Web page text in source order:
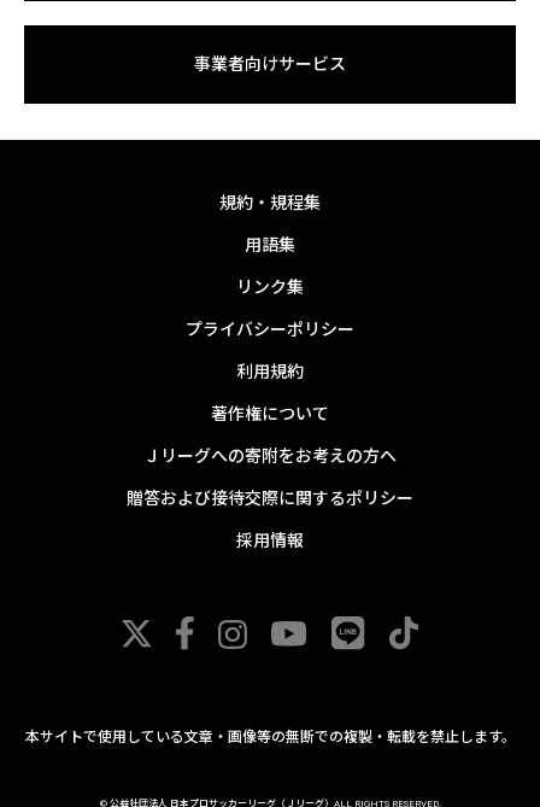
事業者向けサービス
規約・規程集
用語集
リンク集
プライバシーポリシー
利用規約
著作権について
Ｊリーグへの寄附をお考えの方へ
贈答および接待交際に関するポリシー
採用情報
本サイトで使用している文章・画像等の無断での複製・転載を禁止します。
© 公益社団法人 日本プロサッカーリーグ（Ｊリーグ）ALL RIGHTS RESERVED.